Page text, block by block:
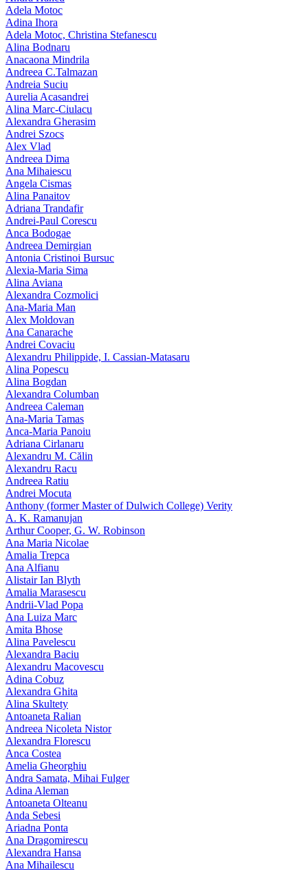
Adela Motoc
Adina Ihora
Adela Motoc, Christina Stefanescu
Alina Bodnaru
Anacaona Mindrila
Andreea C.Talmazan
Andreia Suciu
Aurelia Acasandrei
Alina Marc-Ciulacu
Alexandra Gherasim
Andrei Szocs
Alex Vlad
Andreea Dima
Ana Mihaiescu
Angela Cismas
Alina Panaitov
Adriana Trandafir
Andrei-Paul Corescu
Anca Bodogae
Andreea Demirgian
Antonia Cristinoi Bursuc
Alexia-Maria Sima
Alina Aviana
Alexandra Cozmolici
Ana-Maria Man
Alex Moldovan
Ana Canarache
Andrei Covaciu
Alexandru Philippide, I. Cassian‑Matasaru
Alina Popescu
Alina Bogdan
Alexandra Columban
Andreea Caleman
Ana-Maria Tamas
Anca-Maria Panoiu
Adriana Cirlanaru
Alexandru M. Călin
Alexandru Racu
Andreea Ratiu
Andrei Mocuta
Anthony (former Master of Dulwich College) Verity
A. K. Ramanujan
Arthur Cooper, G. W. Robinson
Ana Maria Nicolae
Amalia Trepca
Ana Alfianu
Alistair Ian Blyth
Amalia Marasescu
Andrii-Vlad Popa
Ana Luiza Marc
Amita Bhose
Alina Pavelescu
Alexandra Baciu
Alexandru Macovescu
Adina Cobuz
Alexandra Ghita
Alina Skultety
Antoaneta Ralian
Andreea Nicoleta Nistor
Alexandra Florescu
Anca Costea
Amelia Gheorghiu
Andra Samata, Mihai Fulger
Adina Aleman
Antoaneta Olteanu
Anda Sebesi
Ariadna Ponta
Ana Dragomirescu
Alexandra Hansa
Ana Mihailescu